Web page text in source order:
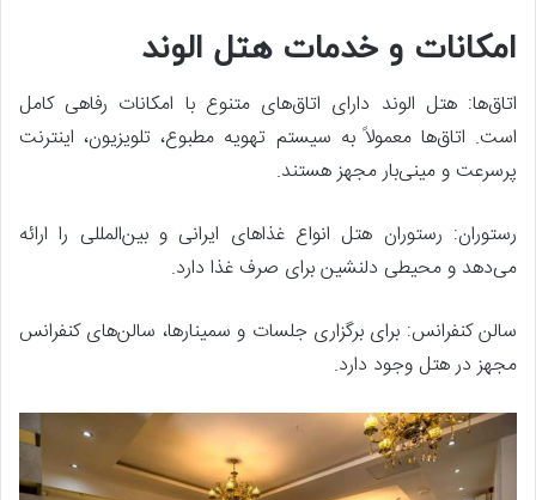
امکانات و خدمات هتل الوند
اتاق‌ها: هتل الوند دارای اتاق‌های متنوع با امکانات رفاهی کامل
است. اتاق‌ها معمولاً به سیستم تهویه مطبوع، تلویزیون، اینترنت
پرسرعت و مینی‌بار مجهز هستند.
رستوران: رستوران هتل انواع غذاهای ایرانی و بین‌المللی را ارائه
می‌دهد و محیطی دلنشین برای صرف غذا دارد.
سالن کنفرانس: برای برگزاری جلسات و سمینارها، سالن‌های کنفرانس
مجهز در هتل وجود دارد.